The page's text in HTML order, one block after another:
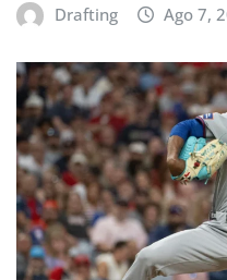
Drafting Ago 7,